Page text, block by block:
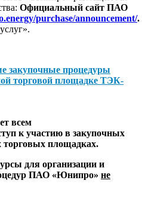
Официальный сайт ПАО
purchase/announcement/.
закупочные процедуры
торговой площадке ТЭК-
всем
к участию в закупочных
торговых площадках.
для организации и
ПАО «Юнипро» не